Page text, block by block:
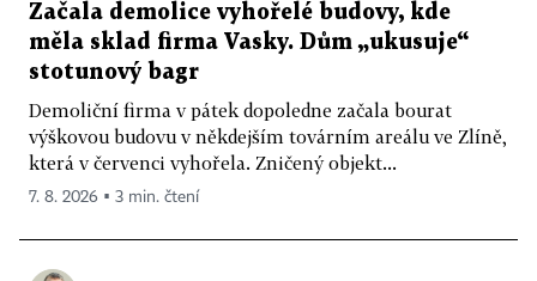
Začala demolice vyhořelé budovy, kde
měla sklad firma Vasky. Dům „ukusuje“
stotunový bagr
Demoliční firma v pátek dopoledne začala bourat
výškovou budovu v někdejším továrním areálu ve Zlíně,
která v červenci vyhořela. Zničený objekt...
7. 8. 2026 ▪ 3 min. čtení